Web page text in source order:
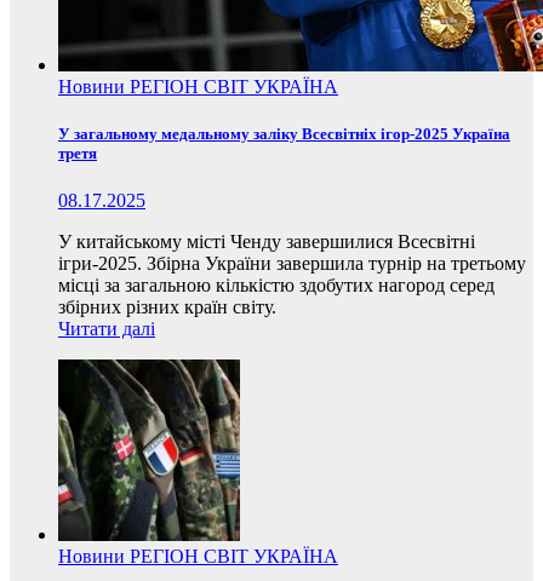
Новини РЕГІОН СВІТ УКРАЇНА
У загальному медальному заліку Всесвітніх ігор-2025 Україна
третя
08.17.2025
У китайському місті Ченду завершилися Всесвітні
ігри-2025. Збірна України завершила турнір на третьому
місці за загальною кількістю здобутих нагород серед
збірних різних країн світу.
Читати далі
Новини РЕГІОН СВІТ УКРАЇНА